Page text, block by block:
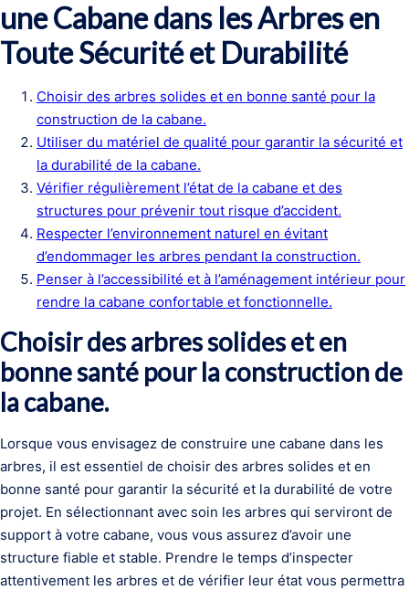
une Cabane dans les Arbres en
Toute Sécurité et Durabilité
Choisir des arbres solides et en bonne santé pour la
construction de la cabane.
Utiliser du matériel de qualité pour garantir la sécurité et
la durabilité de la cabane.
Vérifier régulièrement l’état de la cabane et des
structures pour prévenir tout risque d’accident.
Respecter l’environnement naturel en évitant
d’endommager les arbres pendant la construction.
Penser à l’accessibilité et à l’aménagement intérieur pour
rendre la cabane confortable et fonctionnelle.
Choisir des arbres solides et en
bonne santé pour la construction de
la cabane.
Lorsque vous envisagez de construire une cabane dans les
arbres, il est essentiel de choisir des arbres solides et en
bonne santé pour garantir la sécurité et la durabilité de votre
projet. En sélectionnant avec soin les arbres qui serviront de
support à votre cabane, vous vous assurez d’avoir une
structure fiable et stable. Prendre le temps d’inspecter
attentivement les arbres et de vérifier leur état vous permettra